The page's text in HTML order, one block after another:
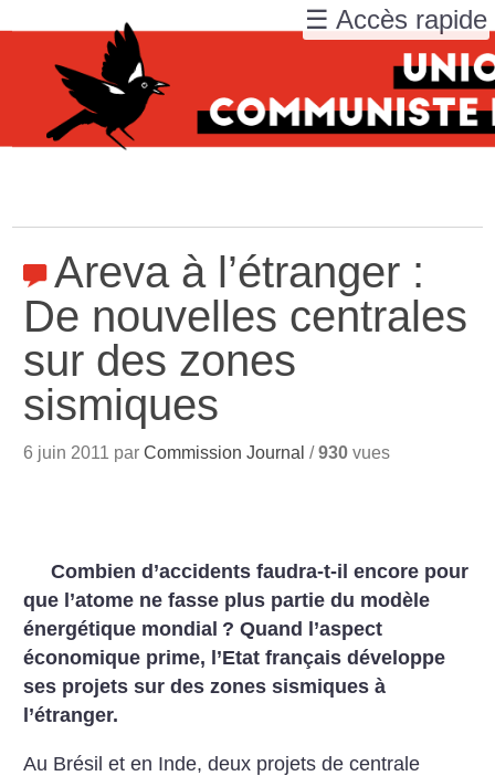
Areva à l’étranger :
De nouvelles centrales
sur des zones
sismiques
6 juin 2011 parCommission Journal /930 vues
Combien d’accidents faudra-t-il encore pour
que l’atome ne fasse plus partie du modèle
énergétique mondial ? Quand l’aspect
économique prime, l’Etat français développe
ses projets sur des zones sismiques à
l’étranger.
Au Brésil et en Inde, deux projets de centrale
☰ Accès rapide